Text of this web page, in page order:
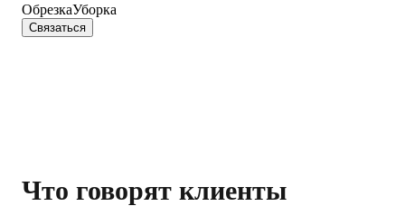
ОбрезкаУборка
Связаться
Что говорят клиенты